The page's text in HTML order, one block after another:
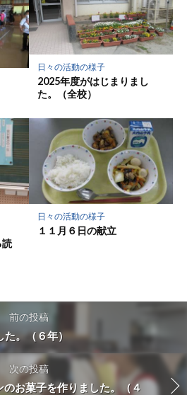
日々の活動の様子
2025年度がはじまりまし
た。（全校）
日々の活動の様子
１１月６日の献立
前の投稿
。（６年）
次の投稿
お菓子を作りました。（４